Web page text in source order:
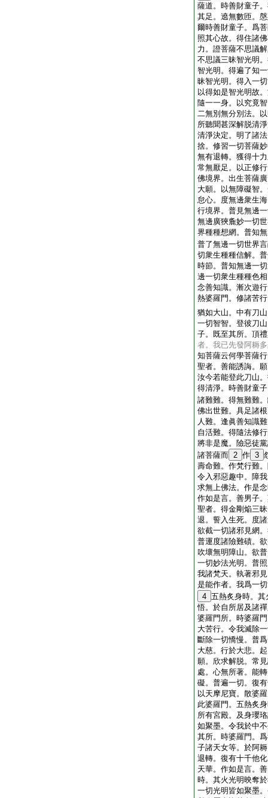
薩道。時善財童子
其足。遶無數匝。
爾時善財童子。爲
照其心故。得住諸
力。證菩薩不思議
不思議三昧智光明
智光明。得遍了知
昧智光明。得入一
以得如是智光明故
隨一一身。以究竟
二無別無分別法。
所聽聞甚深解脱清
清淨決定。明了諸
捨。修習一切菩薩
無有退轉。獲得十
常無厭足。以正修
佛境界。出生菩薩
大願。以無障礙智
怠心。度無邊衆生
行境界。普見無邊
無邊廣狹麁妙一切
界種種想網。普知
普了無邊一切世界
切衆生種種信解。
時節。普知無邊一
邊一切衆生種種色
念善知識。漸次遊
熱婆羅門。修諸苦
猶如大山。中有刀
一切智智。登彼刀
子。既至其所。頂
者。我已先發阿耨
知菩薩云何學菩薩
聖者。善能誘誨。
汝今若能登此刀山
得清淨。時善財童
諸難難。得無難難
佛出世難。具足諸
人難。逢眞善知識
自活難。得隨法修
將非是魔。險惡徒
諸菩薩而 2 作 3
壽命難。作梵行難
令入邪惡趣中。障
求無上佛法。作是
作如是言。善男子
聖者。得金剛焔三
退。誓入生死。度
欲截一切諸邪見網
普運度諸險難磧。
吹壞無明障山。欲
一切妙法光明。普
我諸梵天。執著邪
是能作者。我爲一
4 五熱炙身時。
悟。於自所居及諸
婆羅門所。時婆羅
大苦行。令我滅除
斷除一切憍慢。普
大慈。行於大悲。
願。欣求解脱。常
處。心無所著。能
礙。普遍一切。復
以天摩尼寶。散婆
此婆羅門。五熱炙
所有宮殿。及身瓔
如聚墨。令我於中
其所。時婆羅門。
子諸天女等。於阿
退轉。復有十千他
天華。作如是言。
時。其火光明映奪
一切光明皆如聚墨